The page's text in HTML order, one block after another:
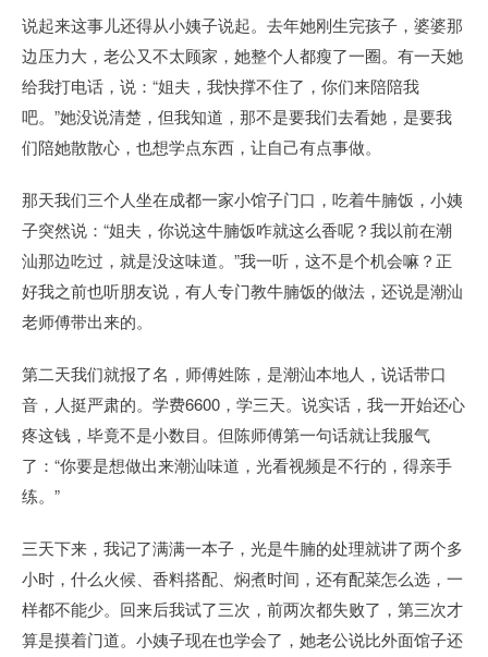
说起来这事儿还得从小姨子说起。去年她刚生完孩子，婆婆那
边压力大，老公又不太顾家，她整个人都瘦了一圈。有一天她
给我打电话，说：“姐夫，我快撑不住了，你们来陪陪我
吧。”她没说清楚，但我知道，那不是要我们去看她，是要我
们陪她散散心，也想学点东西，让自己有点事做。
那天我们三个人坐在成都一家小馆子门口，吃着牛腩饭，小姨
子突然说：“姐夫，你说这牛腩饭咋就这么香呢？我以前在潮
汕那边吃过，就是没这味道。”我一听，这不是个机会嘛？正
好我之前也听朋友说，有人专门教牛腩饭的做法，还说是潮汕
老师傅带出来的。
第二天我们就报了名，师傅姓陈，是潮汕本地人，说话带口
音，人挺严肃的。学费6600，学三天。说实话，我一开始还心
疼这钱，毕竟不是小数目。但陈师傅第一句话就让我服气
了：“你要是想做出来潮汕味道，光看视频是不行的，得亲手
练。”
三天下来，我记了满满一本子，光是牛腩的处理就讲了两个多
小时，什么火候、香料搭配、焖煮时间，还有配菜怎么选，一
样都不能少。回来后我试了三次，前两次都失败了，第三次才
算是摸着门道。小姨子现在也学会了，她老公说比外面馆子还